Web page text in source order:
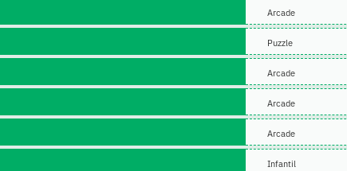
Arcade
Puzzle
Arcade
Arcade
Arcade
Infantil